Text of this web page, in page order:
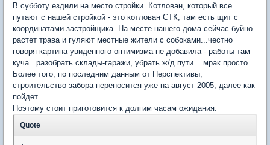
В субботу ездили на место стройки. Котлован, который все
путают с нашей стройкой - это котлован СТК, там есть щит с
координатами застройщика. На месте нашего дома сейчас буйно
растет трава и гуляют местные жители с собоками...честно
говоря картина увиденного оптимизма не добавила - работы там
куча...разобрать склады-гаражи, убрать ж/д пути....мрак просто.
Более того, по последним данным от Перспективы,
строительство забора переносится уже на август 2005, далее как
пойдет.
Поэтому стоит приготовится к долгим часам ожидания.
Quote